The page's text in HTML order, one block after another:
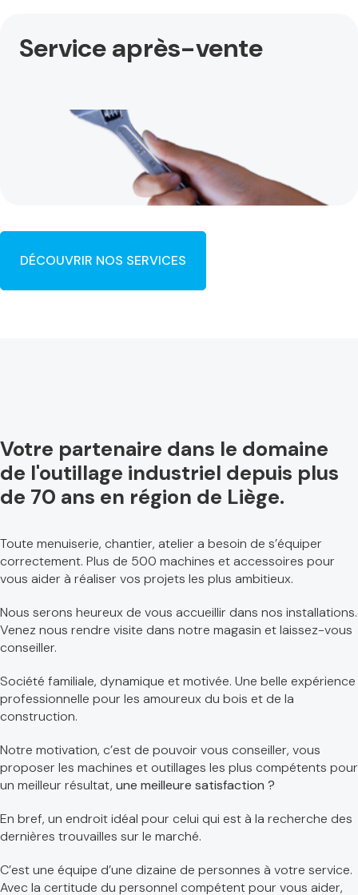
Service après-vente
DÉCOUVRIR NOS SERVICES
Votre partenaire dans le domaine
de l'outillage industriel depuis plus
de 70 ans en région de Liège.
Toute menuiserie, chantier, atelier a besoin de s’équiper
correctement. Plus de 500 machines et accessoires pour
vous aider à réaliser vos projets les plus ambitieux.
Nous serons heureux de vous accueillir dans nos installations.
Venez nous rendre visite dans notre magasin et laissez-vous
conseiller.
Société familiale, dynamique et motivée. Une belle expérience
professionnelle pour les amoureux du bois et de la
construction.
Notre motivation, c’est de pouvoir vous conseiller, vous
proposer les machines et outillages les plus compétents pour
un meilleur résultat, une meilleure satisfaction ?
En bref, un endroit idéal pour celui qui est à la recherche des
dernières trouvailles sur le marché.
C’est une équipe d’une dizaine de personnes à votre service.
Avec la certitude du personnel compétent pour vous aider,